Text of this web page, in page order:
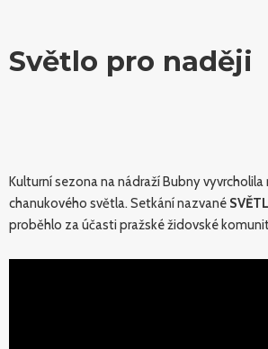
Světlo pro naději
Kulturní sezona na nádraží Bubny
chanukového světla. Setkání nazvané
proběhlo za účasti pražské židovské